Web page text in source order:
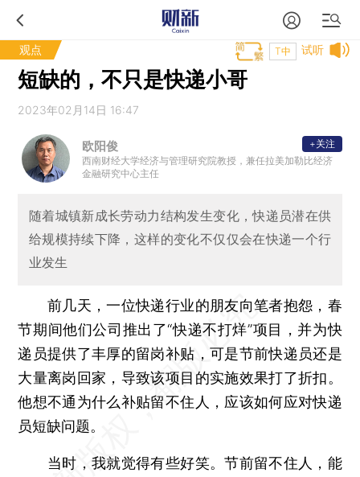
观点 试听
T中
短缺的，不只是快递小哥
2023年02月14日 16:47
欧阳俊
西南财经大学经济与管理研究院教授，兼任拉美加勒比经济
金融研究中心主任
+关注
随着城镇新成长劳动力结构发生变化，快递员潜在供
给规模持续下降，这样的变化不仅仅会在快递一个行
业发生
前几天，一位快递行业的朋友向笔者抱怨，春
节期间他们公司推出了“快递不打烊”项目，并为快
递员提供了丰厚的留岗补贴，可是节前快递员还是
大量离岗回家，导致该项目的实施效果打了折扣。
他想不通为什么补贴留不住人，应该如何应对快递
员短缺问题。
当时，我就觉得有些好笑。节前留不住人，能